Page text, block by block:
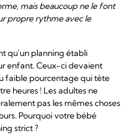
mais beaucoup ne le font
propre rythme avec le
qu'un planning établi
enfant. Ceux-ci devaient
faible pourcentage qui tète
heures ! Les adultes ne
pas les mêmes choses
Pourquoi votre bébé
strict ?